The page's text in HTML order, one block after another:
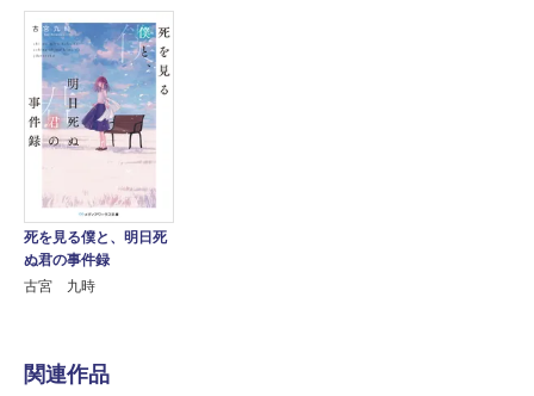
死を見る僕と、明日死
ぬ君の事件録
古宮 九時
関連作品